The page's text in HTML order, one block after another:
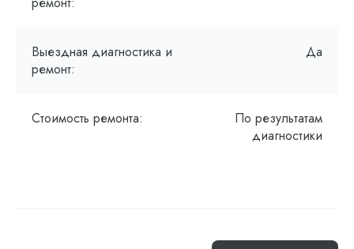
Выездная диагностика и
ремонт:
Да
Стоимость ремонта:
По результатам
диагностики